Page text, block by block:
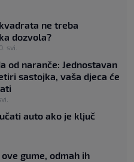
ne treba
dozvola?
svi.
od naranče: Jednostavan
sastojka, vaša djeca će
auto ako je ključ
gume, odmah ih